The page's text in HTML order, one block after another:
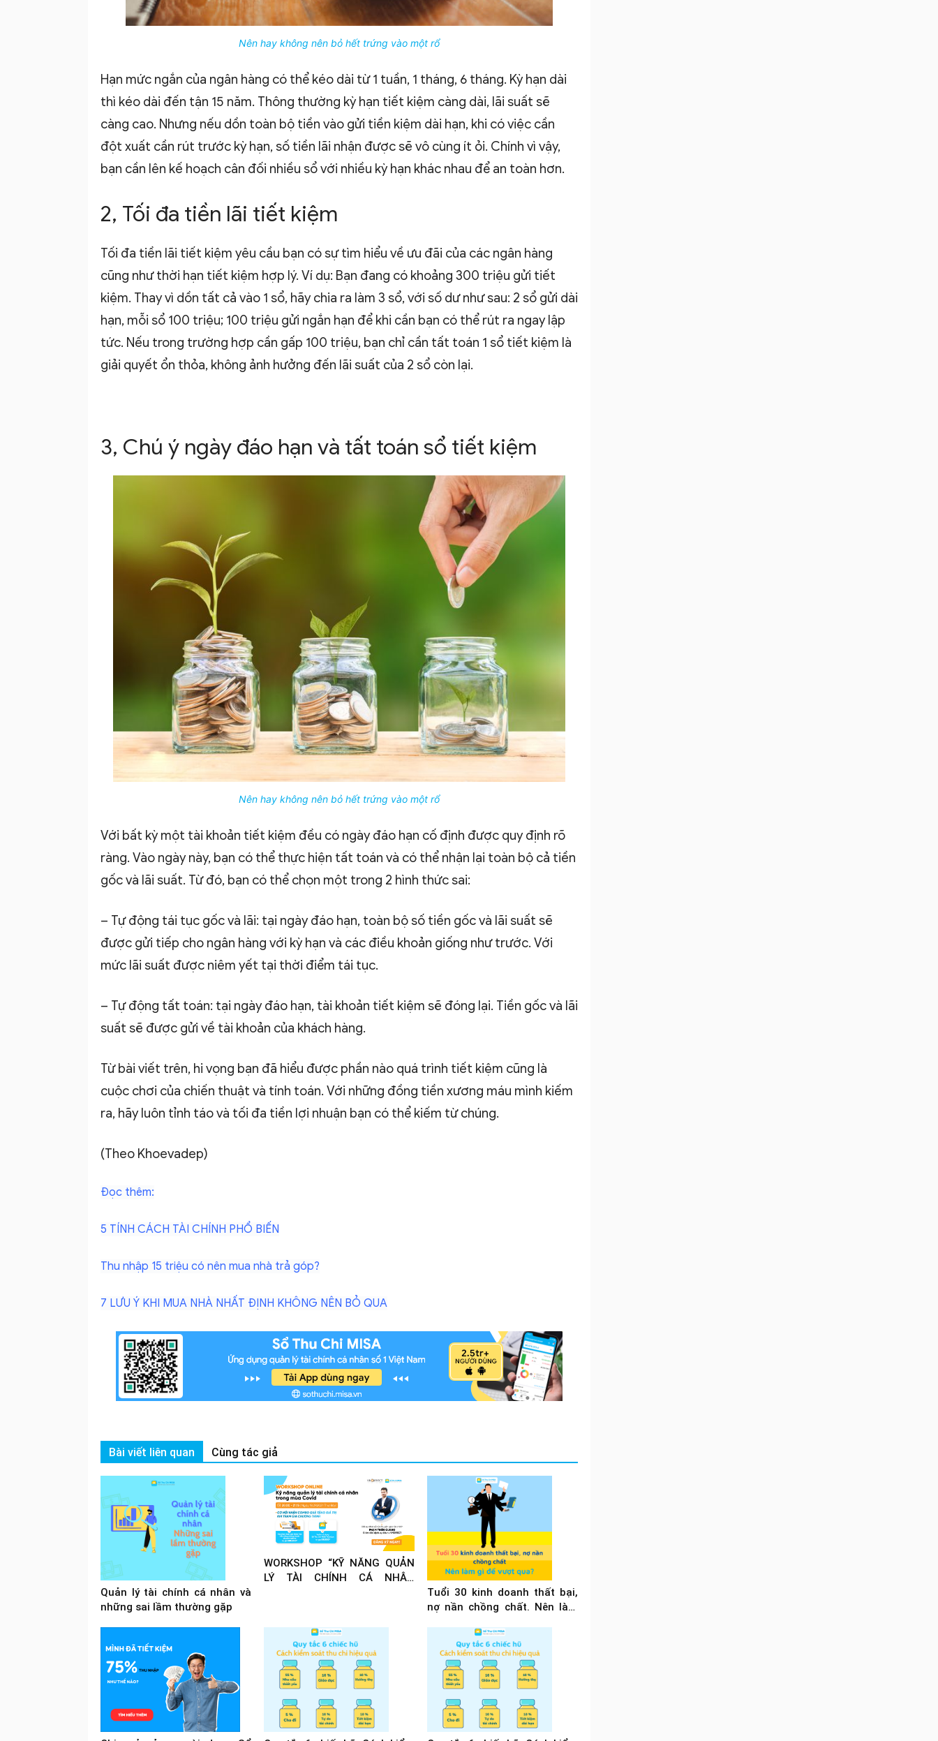
Nên hay không nên bỏ hết trứng vào một rổ
Hạn mức ngắn của ngân hàng có thể kéo dài từ 1 tuần, 1 tháng, 6 tháng. Kỳ hạn dài
thì kéo dài đến tận 15 năm. Thông thường kỳ hạn tiết kiệm càng dài, lãi suất sẽ
càng cao. Nhưng nếu dồn toàn bộ tiền vào gửi tiền kiệm dài hạn, khi có việc cần
đột xuất cần rút trước kỳ hạn, số tiền lãi nhận được sẽ vô cùng ít ỏi. Chính vì vậy,
bạn cần lên kế hoạch cân đối nhiều sổ với nhiều kỳ hạn khác nhau để an toàn hơn.
2, Tối đa tiền lãi tiết kiệm
Tối đa tiền lãi tiết kiệm yêu cầu bạn có sự tìm hiểu về ưu đãi của các ngân hàng
cũng như thời hạn tiết kiệm hợp lý. Ví dụ: Bạn đang có khoảng 300 triệu gửi tiết
kiệm. Thay vì dồn tất cả vào 1 sổ, hãy chia ra làm 3 sổ, với số dư như sau: 2 sổ gửi dài
hạn, mỗi sổ 100 triệu; 100 triệu gửi ngắn hạn để khi cần bạn có thể rút ra ngay lập
tức. Nếu trong trường hợp cần gấp 100 triệu, bạn chỉ cần tất toán 1 sổ tiết kiệm là
giải quyết ổn thỏa, không ảnh hưởng đến lãi suất của 2 sổ còn lại.
3, Chú ý ngày đáo hạn và tất toán sổ tiết kiệm
Nên hay không nên bỏ hết trứng vào một rổ
Với bất kỳ một tài khoản tiết kiệm đều có ngày đáo hạn cố định được quy định rõ
ràng. Vào ngày này, bạn có thể thực hiện tất toán và có thể nhận lại toàn bộ cả tiền
gốc và lãi suất. Từ đó, bạn có thể chọn một trong 2 hình thức sai:
– Tự động tái tục gốc và lãi: tại ngày đáo hạn, toàn bộ số tiền gốc và lãi suất sẽ
được gửi tiếp cho ngân hàng với kỳ hạn và các điều khoản giống như trước. Với
mức lãi suất được niêm yết tại thời điểm tái tục.
– Tự động tất toán: tại ngày đáo hạn, tài khoản tiết kiệm sẽ đóng lại. Tiền gốc và lãi
suất sẽ được gửi về tài khoản của khách hàng.
Từ bài viết trên, hi vọng bạn đã hiểu được phần nào quá trình tiết kiệm cũng là
cuộc chơi của chiến thuật và tính toán. Với những đồng tiền xương máu mình kiếm
ra, hãy luôn tỉnh táo và tối đa tiền lợi nhuận bạn có thể kiếm từ chúng.
(Theo Khoevadep)
Đọc thêm:
5 TÍNH CÁCH TÀI CHÍNH PHỔ BIẾN
Thu nhập 15 triệu có nên mua nhà trả góp?
7 LƯU Ý KHI MUA NHÀ NHẤT ĐỊNH KHÔNG NÊN BỎ QUA
Bài viết liên quan Cùng tác giả
Quản lý tài chính cá nhân và
những sai lầm thường gặp
WORKSHOP “KỸ NĂNG QUẢN
LÝ TÀI CHÍNH CÁ NHÂN
Tuổi 30 kinh doanh thất bại,
nợ nần chồng chất. Nên làm